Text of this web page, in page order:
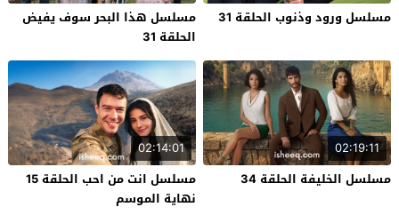
مسلسل ورود وذنوب الحلقة 31
مسلسل هذا البحر سوف يفيض
الحلقة 31
02:19:11
مسلسل الخليفة الحلقة 34
02:14:01
مسلسل انت من احب الحلقة 15
نهاية الموسم